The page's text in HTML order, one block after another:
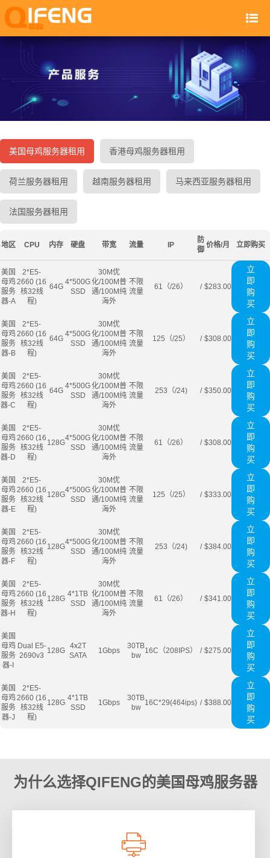
美国母鸡服务器租用 香港母鸡服务器租用
荷兰服务器租用 越南服务器租用 马来西亚服务器租用
法国服务器租用
地区 CPU 内存 硬盘 带宽 流量 IP
防
御
价格/月 立即购买
美国
母鸡
服务
器-A
2*E5-
2660 (16
核32线
程)
64G
4*500G
SSD
30M优
化/100M普
通/100M纯
海外
不限
流量
61（/26） / $283.00
立
即
购
买
美国
母鸡
服务
器-B
2*E5-
2660 (16
核32线
程)
64G
4*500G
SSD
30M优
化/100M普
通/100M纯
海外
不限
流量
125（/25） / $308.00
立
即
购
买
美国
母鸡
服务
器-C
2*E5-
2660 (16
核32线
程)
64G
4*500G
SSD
30M优
化/100M普
通/100M纯
海外
不限
流量
253（/24) / $350.00
立
即
购
买
美国
母鸡
服务
器-D
2*E5-
2660 (16
核32线
程)
128G
4*500G
SSD
30M优
化/100M普
通/100M纯
海外
不限
流量
61（/26） / $308.00
立
即
购
买
美国
母鸡
服务
器-E
2*E5-
2660 (16
核32线
程)
128G
4*500G
SSD
30M优
化/100M普
通/100M纯
海外
不限
流量
125（/25） / $333.00
立
即
购
买
美国
母鸡
服务
器-F
2*E5-
2660 (16
核32线
程)
128G
4*500G
SSD
30M优
化/100M普
通/100M纯
海外
不限
流量
253（/24) / $384.00
立
即
购
买
美国
母鸡
服务
器-H
2*E5-
2660 (16
核32线
程)
128G
4*1TB
SSD
30M优
化/100M普
通/100M纯
海外
不限
流量
61（/26） / $341.00
立
即
购
买
美国
母鸡
服务
器-I
Dual E5-
2690v3
128G
4x2T
SATA
1Gbps
30TB
bw
16C（208IPS） / $275.00
立
即
购
买
美国
母鸡
服务
器-J
2*E5-
2660 (16
核32线
程)
128G
4*1TB
SSD
1Gbps
30TB
bw
16C*29(464ips) / $388.00
立
即
购
买
为什么选择QIFENG的美国母鸡服务器